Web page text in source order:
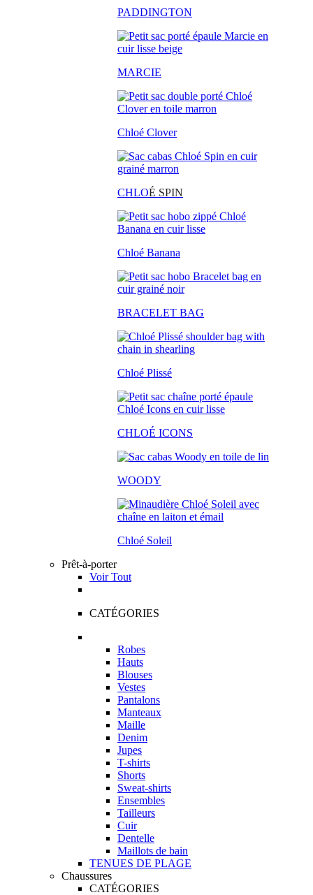
PADDINGTON
MARCIE
Chloé Clover
CHLOÉ SPIN
Chloé Banana
BRACELET BAG
Chloé Plissé
CHLOÉ ICONS
WOODY
Chloé Soleil
Prêt-à-porter
Voir Tout
CATÉGORIES
Robes
Hauts
Blouses
Vestes
Pantalons
Manteaux
Maille
Denim
Jupes
T-shirts
Shorts
Sweat-shirts
Ensembles
Tailleurs
Cuir
Dentelle
Maillots de bain
TENUES DE PLAGE
Chaussures
CATÉGORIES